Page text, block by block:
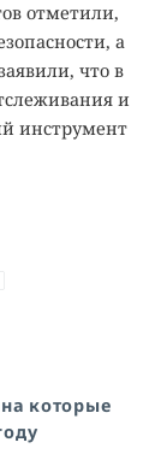
отметили,
а
что в
и
инструмент
которые